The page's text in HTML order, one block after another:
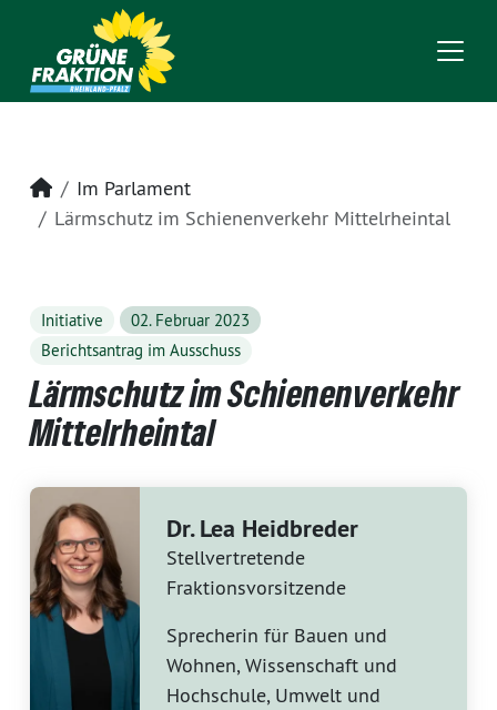
Startseite
Im Parlament
Lärmschutz im Schienenverkehr Mittelrheintal
Initiative
02. Februar 2023
Berichtsantrag im Ausschuss
Lärmschutz im Schienenverkehr
Mittelrheintal
Dr. Lea Heidbreder
Stellvertretende
Fraktionsvorsitzende
Sprecherin für Bauen und
Wohnen, Wissenschaft und
Hochschule, Umwelt und